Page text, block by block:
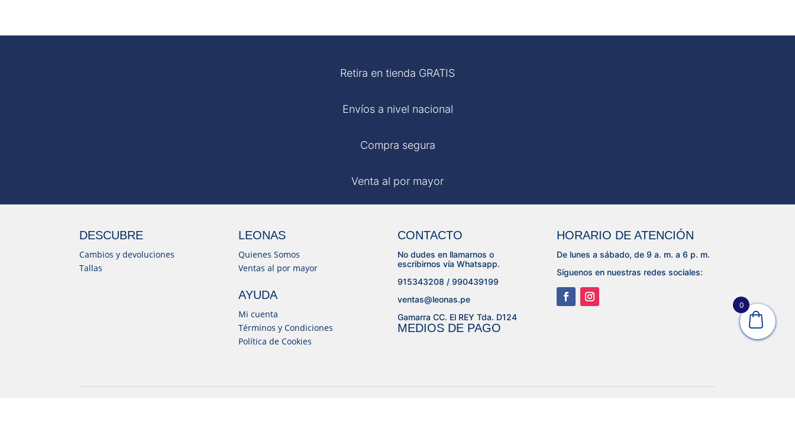
Retira en tienda GRATIS
Envíos a nivel nacional
Compra segura
Venta al por mayor
DESCUBRE
Cambios y devoluciones
Tallas
LEONAS
Quienes Somos
Ventas al por mayor
AYUDA
Mi cuenta
Términos y Condiciones
Política de Cookies
CONTACTO
No dudes en llamarnos o
escribirnos vía Whatsapp.
915343208 / 990439199
ventas@leonas.pe
Gamarra CC. El REY Tda. D124
MEDIOS DE PAGO
HORARIO DE ATENCIÓN
De lunes a sábado, de 9 a. m. a 6 p. m.
Síguenos en nuestras redes sociales:
0